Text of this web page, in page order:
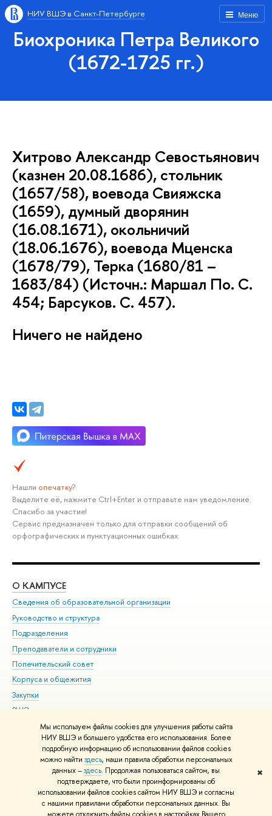
Мы используем файлы cookies для улучшения работы сайта
НИУ ВШЭ и большего удобства его использования. Более
подробную информацию об использовании файлов cookies
можно найти здесь, наши правила обработки персональных
данных –здесь. Продолжая пользоваться сайтом, вы
подтверждаете, что были проинформированы об
использовании файлов cookies сайтом НИУ ВШЭ и согласны
с нашими правилами обработки персональных данных. Вы
✖
Меню
НИУ ВШЭ в Санкт-Петербурге
Биохроника Петра Великого
(1672-1725 гг.)
Хитрово Александр Севостьянович
(казнен 20.08.1686), стольник
(1657/58), воевода Свияжска
(1659), думный дворянин
(16.08.1671), окольничий
(18.06.1676), воевода Мценска
(1678/79), Терка (1680/81 –
1683/84) (Источн.: Маршал По. С.
454; Барсуков. С. 457).
Ничего не найдено
Нашли опечатку?
Выделите её, нажмите Ctrl+Enter и отправьте нам уведомление.
Спасибо за участие!
Сервис предназначен только для отправки сообщений об
орфографических и пунктуационных ошибках.
О КАМПУСЕ
Сведения об образовательной организации
Руководство и структура
Подразделения
Преподаватели и сотрудники
Попечительский совет
Корпуса и общежития
Закупки
ВШЭ для студентов с ограниченными возможностями
здоровья и инвалидностью
Версия для слабовидящих
Единая платежная страница
© НИУ ВШЭ 1993–2026 Адреса и контакты Условия использования
материалов Политика конфиденциальности Карта сайта